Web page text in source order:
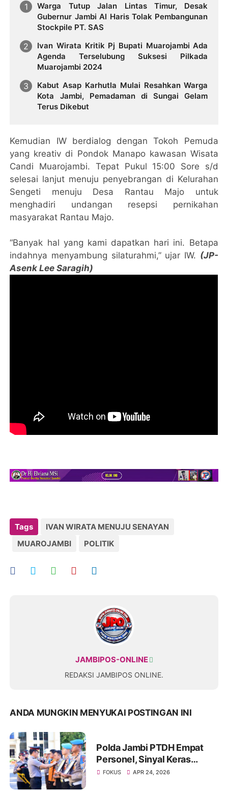
Warga Tutup Jalan Lintas Timur, Desak
Gubernur Jambi Al Haris Tolak Pembangunan
Stockpile PT. SAS
Ivan Wirata Kritik Pj Bupati Muarojambi Ada
Agenda Terselubung Suksesi Pilkada
Muarojambi 2024
Kabut Asap Karhutla Mulai Resahkan Warga
Kota Jambi, Pemadaman di Sungai Gelam
Terus Dikebut
Kemudian IW berdialog dengan Tokoh Pemuda
yang kreativ di Pondok Manapo kawasan Wisata
Candi Muarojambi. Tepat Pukul 15:00 Sore s/d
selesai lanjut menuju penyebrangan di Kelurahan
Sengeti menuju Desa Rantau Majo untuk
menghadiri undangan resepsi pernikahan
masyarakat Rantau Majo.
“Banyak hal yang kami dapatkan hari ini. Betapa
indahnya menyambung silaturahmi,” ujar IW. (JP-
Asenk Lee Saragih)
Tags
IVAN WIRATA MENUJU SENAYAN
MUAROJAMBI
POLITIK
JAMBIPOS-ONLINE
REDAKSI JAMBIPOS ONLINE.
ANDA MUNGKIN MENYUKAI POSTINGAN INI
Polda Jambi PTDH Empat
Personel, Sinyal Keras
Penegakan Disiplin Internal
FOKUS APR 24, 2026